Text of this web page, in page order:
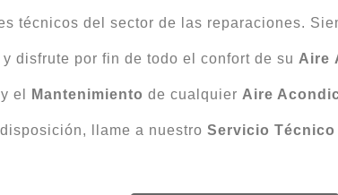
técnicos del sector de las reparaciones.
disfrute por fin de todo el confort de su Aire
y el Mantenimiento de cualquier Aire
disposición, llame a nuestro Servicio